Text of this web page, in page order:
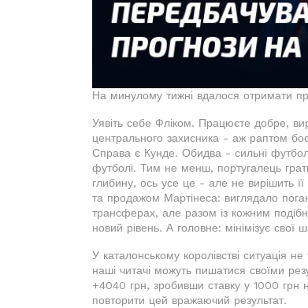
На минулому тижні вдалося отримати
Уявіть себе Фліком. Працюєте добре,
центрального захисника - аж раптом
Справа є Кунде. Обидва - сильні
футболі. Тим не менш, португалець
глибину, ось усе це - але не вирішить
та продажом Мартінеса: виглядало
трансферах, але разом із кожним
новий рівень. А головне: мінімізує свої
У каталонському королівстві ситуація
наші читачі можуть пишатися своїми
+4040 грн, зробивши ставку у 1000 грн
повторити цей вражаючий результат.